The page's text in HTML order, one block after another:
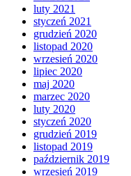
luty 2021
styczeń 2021
grudzień 2020
listopad 2020
wrzesień 2020
lipiec 2020
maj 2020
marzec 2020
luty 2020
styczeń 2020
grudzień 2019
listopad 2019
październik 2019
wrzesień 2019